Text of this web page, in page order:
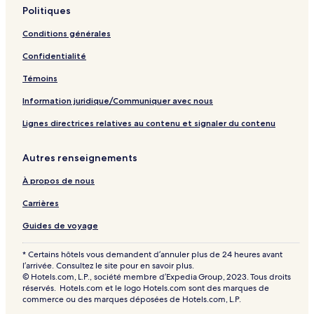
a
g
e
Politiques
Conditions générales
Confidentialité
Témoins
Information juridique/Communiquer avec nous
Lignes directrices relatives au contenu et signaler du contenu
Autres renseignements
À propos de nous
Carrières
Guides de voyage
* Certains hôtels vous demandent d’annuler plus de 24 heures avant
l’arrivée. Consultez le site pour en savoir plus.
© Hotels.com, L.P., société membre d’Expedia Group, 2023. Tous droits
réservés. Hotels.com et le logo Hotels.com sont des marques de
commerce ou des marques déposées de Hotels.com, L.P.